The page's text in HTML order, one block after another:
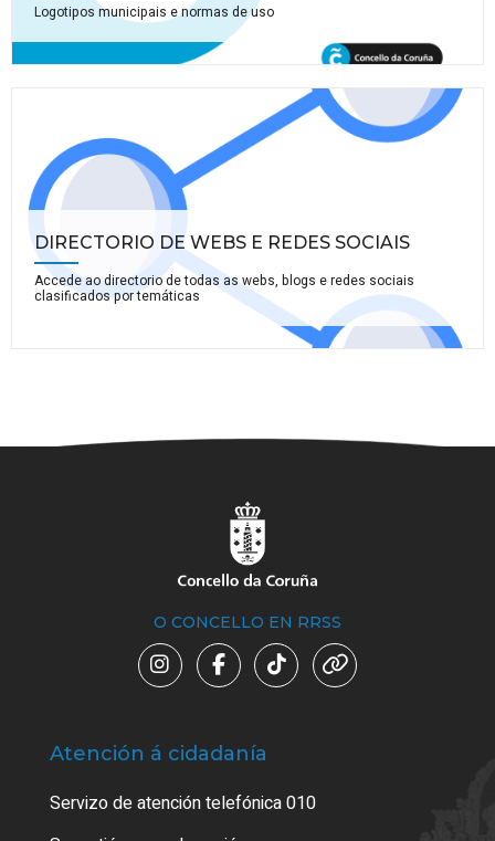
Logotipos municipais e normas de uso
DIRECTORIO DE WEBS E REDES SOCIAIS
Accede ao directorio de todas as webs, blogs e redes sociais
clasificados por temáticas
O CONCELLO EN RRSS
Atención á cidadanía
Servizo de atención telefónica 010